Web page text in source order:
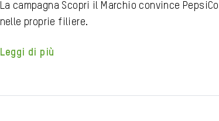
La campagna Scopri il Marchio convince
nelle proprie filiere.
Leggi di più